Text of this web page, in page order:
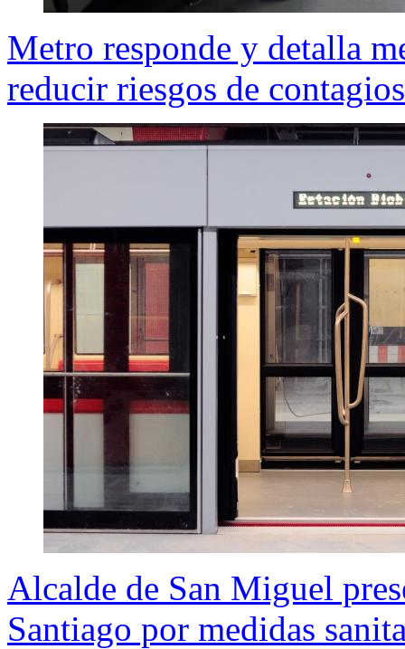
Metro responde y detalla
reducir riesgos de contagios
Alcalde de San Miguel
Santiago por medidas